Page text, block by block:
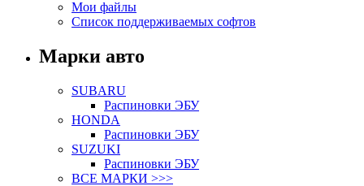
Мои файлы
Список поддерживаемых софтов
Марки авто
SUBARU
Распиновки ЭБУ
HONDA
Распиновки ЭБУ
SUZUKI
Распиновки ЭБУ
ВСЕ МАРКИ >>>